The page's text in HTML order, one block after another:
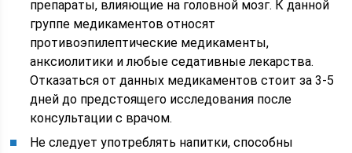
препараты, влияющие на головной мозг. К данной
группе медикаментов относят
противоэпилептические медикаменты,
анксиолитики и любые седативные лекарства.
Отказаться от данных медикаментов стоит за 3-5
дней до предстоящего исследования после
консультации с врачом.
Не следует употреблять напитки, способны